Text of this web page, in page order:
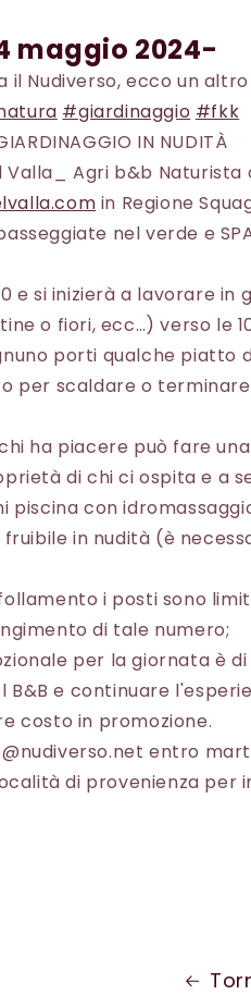
maggio 2024-
il Nudiverso, ecco un
#giardinaggio #fkk
IN NUDITÀ
Valla_ Agri b&b Naturista
in Regione
nel verde e
e si inizierà a lavorare
o fiori, ecc…) verso le
porti qualche piatto
per scaldare o
ha piacere può fare
di chi ci ospita e a
piscina con
fruibile in nudità (è
i posti sono
di tale numero;
per la giornata è
e continuare
costo in promozione.
entro
di provenienza per